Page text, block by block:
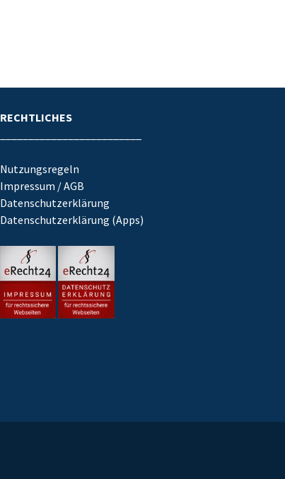
RECHTLICHES
Nutzungsregeln
Impressum / AGB
Datenschutzerklärung
Datenschutzerklärung (Apps)